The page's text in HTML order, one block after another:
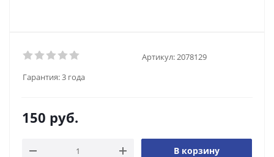
Артикул: 2078129
Гарантия:3 года
150 руб.
В корзину